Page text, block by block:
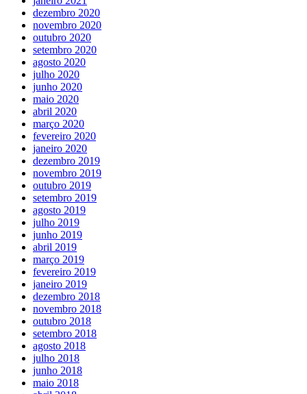
dezembro 2020
novembro 2020
outubro 2020
setembro 2020
agosto 2020
julho 2020
junho 2020
maio 2020
abril 2020
março 2020
fevereiro 2020
janeiro 2020
dezembro 2019
novembro 2019
outubro 2019
setembro 2019
agosto 2019
julho 2019
junho 2019
abril 2019
março 2019
fevereiro 2019
janeiro 2019
dezembro 2018
novembro 2018
outubro 2018
setembro 2018
agosto 2018
julho 2018
junho 2018
maio 2018